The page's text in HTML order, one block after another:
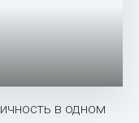
в одном